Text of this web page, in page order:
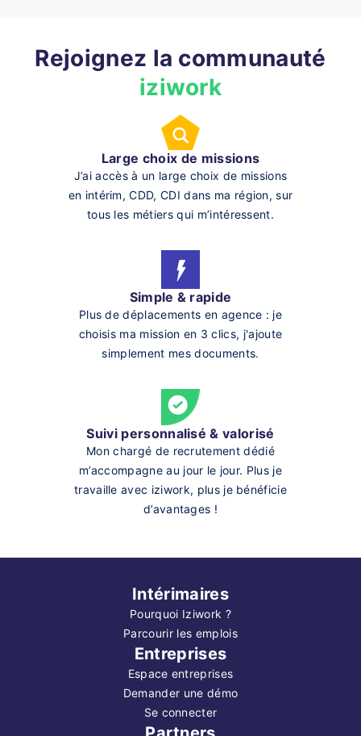
Rejoignez la communauté
iziwork
Large choix de missions
J’ai accès à un large choix de missions
en intérim, CDD, CDI dans ma région, sur
tous les métiers qui m’intéressent.
Simple & rapide
Plus de déplacements en agence : je
choisis ma mission en 3 clics, j'ajoute
simplement mes documents.
Suivi personnalisé & valorisé
Mon chargé de recrutement dédié
m’accompagne au jour le jour. Plus je
travaille avec iziwork, plus je bénéficie
d’avantages !
Intérimaires
Pourquoi Iziwork ?
Parcourir les emplois
Entreprises
Espace entreprises
Demander une démo
Se connecter